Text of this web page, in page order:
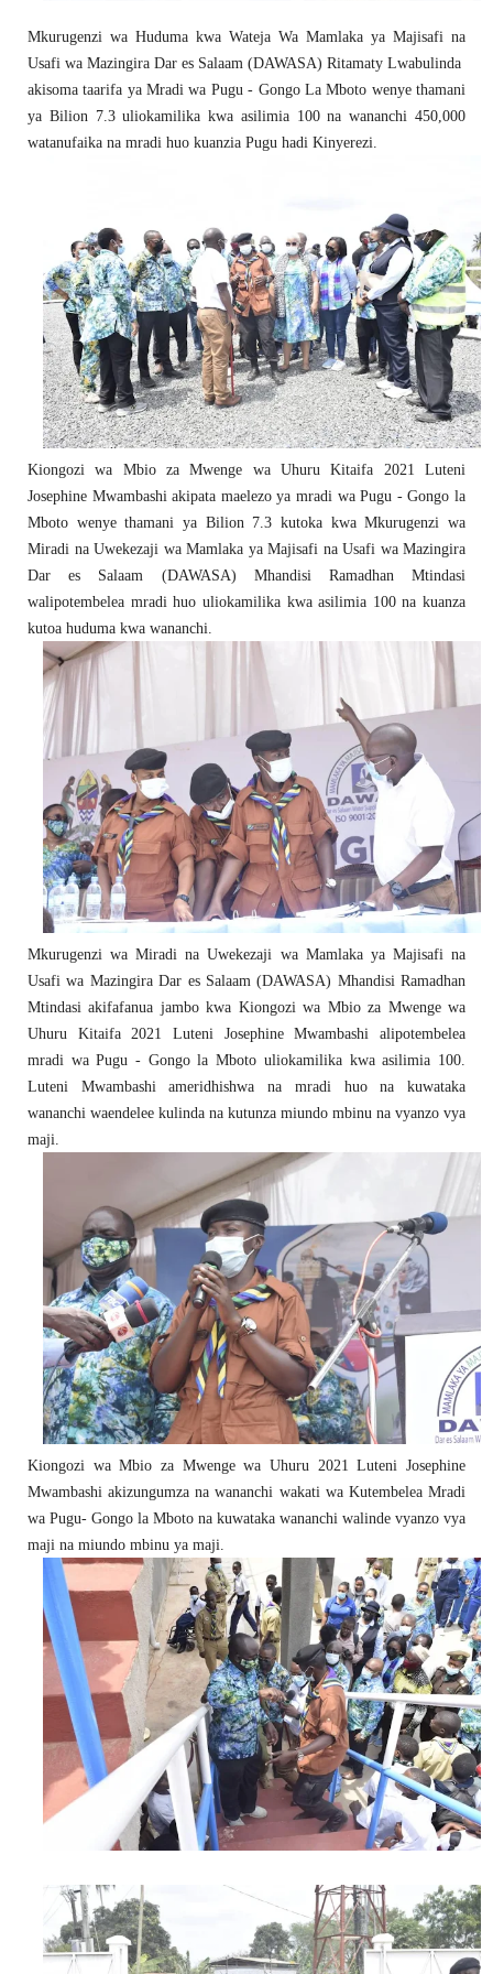
Mkurugenzi wa Huduma kwa Wateja Wa Mamlaka ya Majisafi na
Usafi wa Mazingira Dar es Salaam (DAWASA) Ritamaty Lwabulinda
akisoma taarifa ya Mradi wa Pugu - Gongo La Mboto wenye thamani
ya Bilion 7.3 uliokamilika kwa asilimia 100 na wananchi 450,000
watanufaika na mradi huo kuanzia Pugu hadi Kinyerezi.
Kiongozi wa Mbio za Mwenge wa Uhuru Kitaifa 2021 Luteni
Josephine Mwambashi akipata maelezo ya mradi wa Pugu - Gongo la
Mboto wenye thamani ya Bilion 7.3 kutoka kwa Mkurugenzi wa
Miradi na Uwekezaji wa Mamlaka ya Majisafi na Usafi wa Mazingira
Dar es Salaam (DAWASA) Mhandisi Ramadhan Mtindasi
walipotembelea mradi huo uliokamilika kwa asilimia 100 na kuanza
kutoa huduma kwa wananchi.
Mkurugenzi wa Miradi na Uwekezaji wa Mamlaka ya Majisafi na
Usafi wa Mazingira Dar es Salaam (DAWASA) Mhandisi Ramadhan
Mtindasi akifafanua jambo kwa Kiongozi wa Mbio za Mwenge wa
Uhuru Kitaifa 2021 Luteni Josephine Mwambashi alipotembelea
mradi wa Pugu - Gongo la Mboto uliokamilika kwa asilimia 100.
Luteni Mwambashi ameridhishwa na mradi huo na kuwataka
wananchi waendelee kulinda na kutunza miundo mbinu na vyanzo vya
maji.
Kiongozi wa Mbio za Mwenge wa Uhuru 2021 Luteni Josephine
Mwambashi akizungumza na wananchi wakati wa Kutembelea Mradi
wa Pugu- Gongo la Mboto na kuwataka wananchi walinde vyanzo vya
maji na miundo mbinu ya maji.